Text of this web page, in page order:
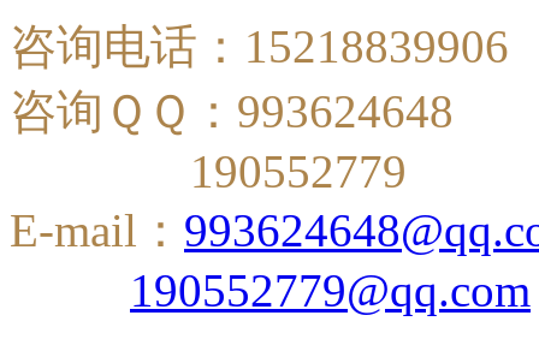
咨询电话：15218839906
咨询ＱＱ：993624648
190552779
E-mail：
190552779@qq.com